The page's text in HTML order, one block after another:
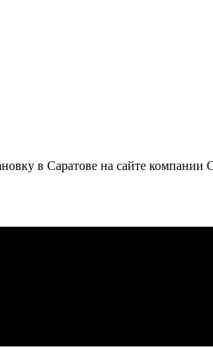
в Саратове на сайте компании